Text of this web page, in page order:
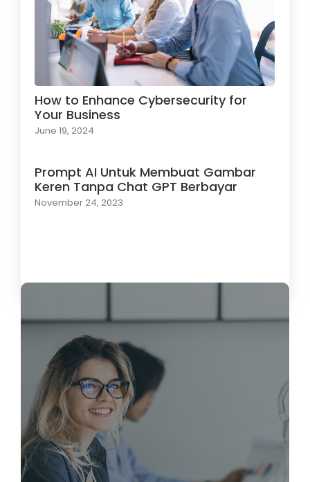
How to Enhance Cybersecurity for
Your Business
June 19, 2024
Prompt AI Untuk Membuat Gambar
Keren Tanpa Chat GPT Berbayar
November 24, 2023